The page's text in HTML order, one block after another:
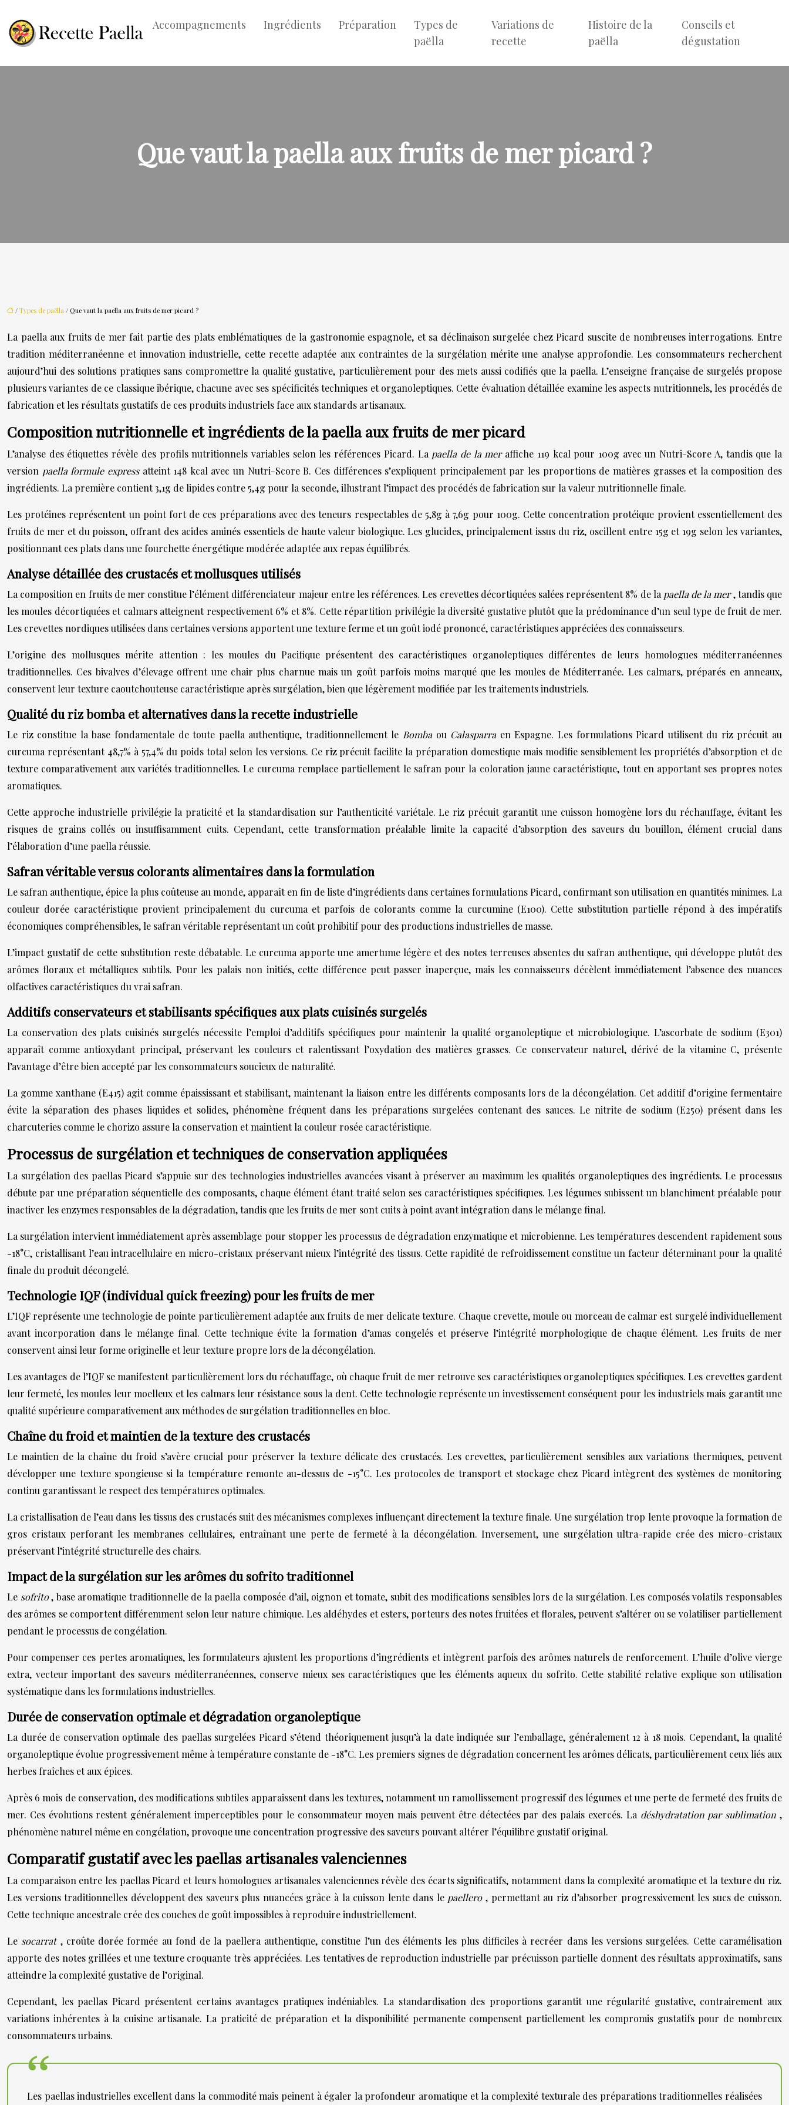
Accompagnements Ingrédients Préparation
Types de
paëlla
Variations de
recette
Histoire de la
paëlla
Conseils et
dégustation
Que vaut la paella aux fruits de mer picard ?
/ Types de paëlla / Que vaut la paella aux fruits de mer picard ?
La paella aux fruits de mer fait partie des plats emblématiques de la gastronomie espagnole, et sa déclinaison surgelée chez Picard suscite de nombreuses interrogations. Entre
tradition méditerranéenne et innovation industrielle, cette recette adaptée aux contraintes de la surgélation mérite une analyse approfondie. Les consommateurs recherchent
aujourd’hui des solutions pratiques sans compromettre la qualité gustative, particulièrement pour des mets aussi codifiés que la paella. L’enseigne française de surgelés propose
plusieurs variantes de ce classique ibérique, chacune avec ses spécificités techniques et organoleptiques. Cette évaluation détaillée examine les aspects nutritionnels, les procédés de
fabrication et les résultats gustatifs de ces produits industriels face aux standards artisanaux.
Composition nutritionnelle et ingrédients de la paella aux fruits de mer picard
L’analyse des étiquettes révèle des profils nutritionnels variables selon les références Picard. La paella de la mer affiche 119 kcal pour 100g avec un Nutri-Score A, tandis que la
version paella formule express atteint 148 kcal avec un Nutri-Score B. Ces différences s’expliquent principalement par les proportions de matières grasses et la composition des
ingrédients. La première contient 3,1g de lipides contre 5,4g pour la seconde, illustrant l’impact des procédés de fabrication sur la valeur nutritionnelle finale.
Les protéines représentent un point fort de ces préparations avec des teneurs respectables de 5,8g à 7,6g pour 100g. Cette concentration protéique provient essentiellement des
fruits de mer et du poisson, offrant des acides aminés essentiels de haute valeur biologique. Les glucides, principalement issus du riz, oscillent entre 15g et 19g selon les variantes,
positionnant ces plats dans une fourchette énergétique modérée adaptée aux repas équilibrés.
Analyse détaillée des crustacés et mollusques utilisés
La composition en fruits de mer constitue l’élément différenciateur majeur entre les références. Les crevettes décortiquées salées représentent 8% de la paella de la mer, tandis que
les moules décortiquées et calmars atteignent respectivement 6% et 8%. Cette répartition privilégie la diversité gustative plutôt que la prédominance d’un seul type de fruit de mer.
Les crevettes nordiques utilisées dans certaines versions apportent une texture ferme et un goût iodé prononcé, caractéristiques appréciées des connaisseurs.
L’origine des mollusques mérite attention : les moules du Pacifique présentent des caractéristiques organoleptiques différentes de leurs homologues méditerranéennes
traditionnelles. Ces bivalves d’élevage offrent une chair plus charnue mais un goût parfois moins marqué que les moules de Méditerranée. Les calmars, préparés en anneaux,
conservent leur texture caoutchouteuse caractéristique après surgélation, bien que légèrement modifiée par les traitements industriels.
Qualité du riz bomba et alternatives dans la recette industrielle
Le riz constitue la base fondamentale de toute paella authentique, traditionnellement le Bomba ou Calasparra en Espagne. Les formulations Picard utilisent du riz précuit au
curcuma représentant 48,7% à 57,4% du poids total selon les versions. Ce riz précuit facilite la préparation domestique mais modifie sensiblement les propriétés d’absorption et de
texture comparativement aux variétés traditionnelles. Le curcuma remplace partiellement le safran pour la coloration jaune caractéristique, tout en apportant ses propres notes
aromatiques.
Cette approche industrielle privilégie la praticité et la standardisation sur l’authenticité variétale. Le riz précuit garantit une cuisson homogène lors du réchauffage, évitant les
risques de grains collés ou insuffisamment cuits. Cependant, cette transformation préalable limite la capacité d’absorption des saveurs du bouillon, élément crucial dans
l’élaboration d’une paella réussie.
Safran véritable versus colorants alimentaires dans la formulation
Le safran authentique, épice la plus coûteuse au monde, apparaît en fin de liste d’ingrédients dans certaines formulations Picard, confirmant son utilisation en quantités minimes. La
couleur dorée caractéristique provient principalement du curcuma et parfois de colorants comme la curcumine (E100). Cette substitution partielle répond à des impératifs
économiques compréhensibles, le safran véritable représentant un coût prohibitif pour des productions industrielles de masse.
L’impact gustatif de cette substitution reste débatable. Le curcuma apporte une amertume légère et des notes terreuses absentes du safran authentique, qui développe plutôt des
arômes floraux et métalliques subtils. Pour les palais non initiés, cette différence peut passer inaperçue, mais les connaisseurs décèlent immédiatement l’absence des nuances
olfactives caractéristiques du vrai safran.
Additifs conservateurs et stabilisants spécifiques aux plats cuisinés surgelés
La conservation des plats cuisinés surgelés nécessite l’emploi d’additifs spécifiques pour maintenir la qualité organoleptique et microbiologique. L’ascorbate de sodium (E301)
apparaît comme antioxydant principal, préservant les couleurs et ralentissant l’oxydation des matières grasses. Ce conservateur naturel, dérivé de la vitamine C, présente
l’avantage d’être bien accepté par les consommateurs soucieux de naturalité.
La gomme xanthane (E415) agit comme épaississant et stabilisant, maintenant la liaison entre les différents composants lors de la décongélation. Cet additif d’origine fermentaire
évite la séparation des phases liquides et solides, phénomène fréquent dans les préparations surgelées contenant des sauces. Le nitrite de sodium (E250) présent dans les
charcuteries comme le chorizo assure la conservation et maintient la couleur rosée caractéristique.
Processus de surgélation et techniques de conservation appliquées
La surgélation des paellas Picard s’appuie sur des technologies industrielles avancées visant à préserver au maximum les qualités organoleptiques des ingrédients. Le processus
débute par une préparation séquentielle des composants, chaque élément étant traité selon ses caractéristiques spécifiques. Les légumes subissent un blanchiment préalable pour
inactiver les enzymes responsables de la dégradation, tandis que les fruits de mer sont cuits à point avant intégration dans le mélange final.
La surgélation intervient immédiatement après assemblage pour stopper les processus de dégradation enzymatique et microbienne. Les températures descendent rapidement sous
-18°C, cristallisant l’eau intracellulaire en micro-cristaux préservant mieux l’intégrité des tissus. Cette rapidité de refroidissement constitue un facteur déterminant pour la qualité
finale du produit décongelé.
Technologie IQF (individual quick freezing) pour les fruits de mer
L’IQF représente une technologie de pointe particulièrement adaptée aux fruits de mer delicate texture. Chaque crevette, moule ou morceau de calmar est surgelé individuellement
avant incorporation dans le mélange final. Cette technique évite la formation d’amas congelés et préserve l’intégrité morphologique de chaque élément. Les fruits de mer
conservent ainsi leur forme originelle et leur texture propre lors de la décongélation.
Les avantages de l’IQF se manifestent particulièrement lors du réchauffage, où chaque fruit de mer retrouve ses caractéristiques organoleptiques spécifiques. Les crevettes gardent
leur fermeté, les moules leur moelleux et les calmars leur résistance sous la dent. Cette technologie représente un investissement conséquent pour les industriels mais garantit une
qualité supérieure comparativement aux méthodes de surgélation traditionnelles en bloc.
Chaîne du froid et maintien de la texture des crustacés
Le maintien de la chaîne du froid s’avère crucial pour préserver la texture délicate des crustacés. Les crevettes, particulièrement sensibles aux variations thermiques, peuvent
développer une texture spongieuse si la température remonte au-dessus de -15°C. Les protocoles de transport et stockage chez Picard intègrent des systèmes de monitoring
continu garantissant le respect des températures optimales.
La cristallisation de l’eau dans les tissus des crustacés suit des mécanismes complexes influençant directement la texture finale. Une surgélation trop lente provoque la formation de
gros cristaux perforant les membranes cellulaires, entraînant une perte de fermeté à la décongélation. Inversement, une surgélation ultra-rapide crée des micro-cristaux
préservant l’intégrité structurelle des chairs.
Impact de la surgélation sur les arômes du sofrito traditionnel
Le sofrito, base aromatique traditionnelle de la paella composée d’ail, oignon et tomate, subit des modifications sensibles lors de la surgélation. Les composés volatils responsables
des arômes se comportent différemment selon leur nature chimique. Les aldéhydes et esters, porteurs des notes fruitées et florales, peuvent s’altérer ou se volatiliser partiellement
pendant le processus de congélation.
Pour compenser ces pertes aromatiques, les formulateurs ajustent les proportions d’ingrédients et intègrent parfois des arômes naturels de renforcement. L’huile d’olive vierge
extra, vecteur important des saveurs méditerranéennes, conserve mieux ses caractéristiques que les éléments aqueux du sofrito. Cette stabilité relative explique son utilisation
systématique dans les formulations industrielles.
Durée de conservation optimale et dégradation organoleptique
La durée de conservation optimale des paellas surgelées Picard s’étend théoriquement jusqu’à la date indiquée sur l’emballage, généralement 12 à 18 mois. Cependant, la qualité
organoleptique évolue progressivement même à température constante de -18°C. Les premiers signes de dégradation concernent les arômes délicats, particulièrement ceux liés aux
herbes fraîches et aux épices.
Après 6 mois de conservation, des modifications subtiles apparaissent dans les textures, notamment un ramollissement progressif des légumes et une perte de fermeté des fruits de
mer. Ces évolutions restent généralement imperceptibles pour le consommateur moyen mais peuvent être détectées par des palais exercés. La déshydratation par sublimation,
phénomène naturel même en congélation, provoque une concentration progressive des saveurs pouvant altérer l’équilibre gustatif original.
Comparatif gustatif avec les paellas artisanales valenciennes
La comparaison entre les paellas Picard et leurs homologues artisanales valenciennes révèle des écarts significatifs, notamment dans la complexité aromatique et la texture du riz.
Les versions traditionnelles développent des saveurs plus nuancées grâce à la cuisson lente dans le paellero , permettant au riz d’absorber progressivement les sucs de cuisson.
Cette technique ancestrale crée des couches de goût impossibles à reproduire industriellement.
Le socarrat , croûte dorée formée au fond de la paellera authentique, constitue l’un des éléments les plus difficiles à recréer dans les versions surgelées. Cette caramélisation
apporte des notes grillées et une texture croquante très appréciées. Les tentatives de reproduction industrielle par précuisson partielle donnent des résultats approximatifs, sans
atteindre la complexité gustative de l’original.
Cependant, les paellas Picard présentent certains avantages pratiques indéniables. La standardisation des proportions garantit une régularité gustative, contrairement aux
variations inhérentes à la cuisine artisanale. La praticité de préparation et la disponibilité permanente compensent partiellement les compromis gustatifs pour de nombreux
consommateurs urbains.
Les paellas industrielles excellent dans la commodité mais peinent à égaler la profondeur aromatique et la complexité texturale des préparations traditionnelles réalisées